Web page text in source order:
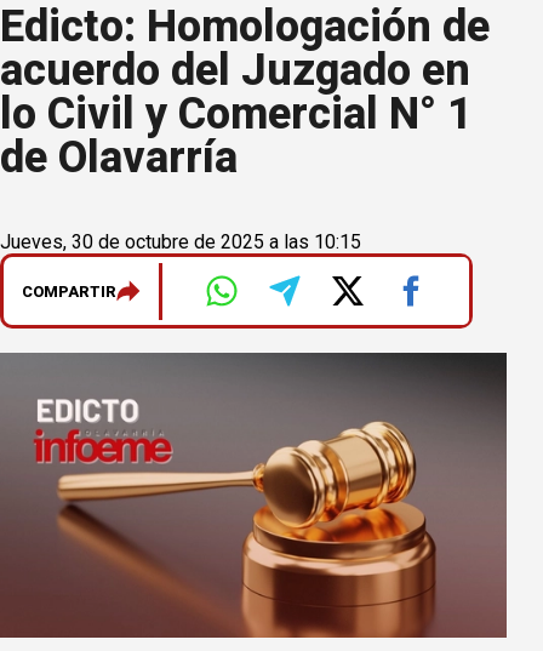
Edicto: Homologación de
acuerdo del Juzgado en
lo Civil y Comercial N° 1
de Olavarría
Jueves, 30 de octubre de 2025 a las 10:15
COMPARTIR